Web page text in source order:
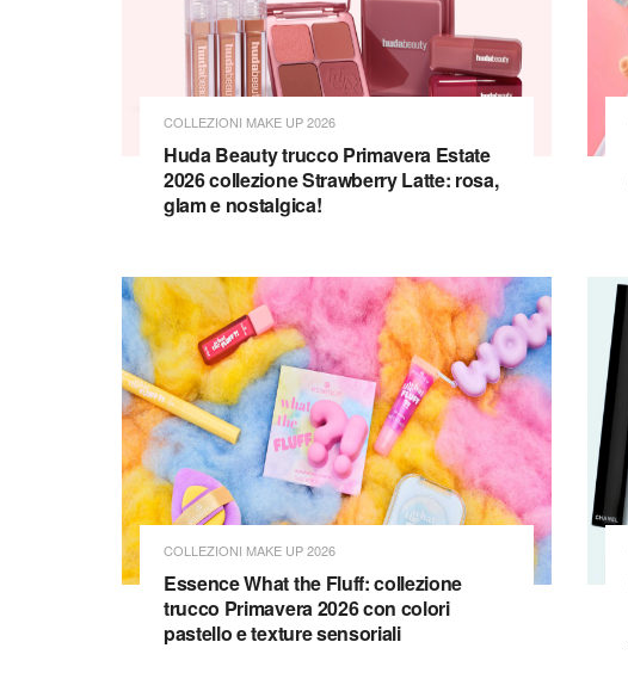
COLLEZIONI MAKE UP 2026
Huda Beauty trucco Primavera Estate
2026 collezione Strawberry Latte: rosa,
glam e nostalgica!
COLLEZIONI MAKE UP 2026
Essence What the Fluff: collezione
trucco Primavera 2026 con colori
pastello e texture sensoriali